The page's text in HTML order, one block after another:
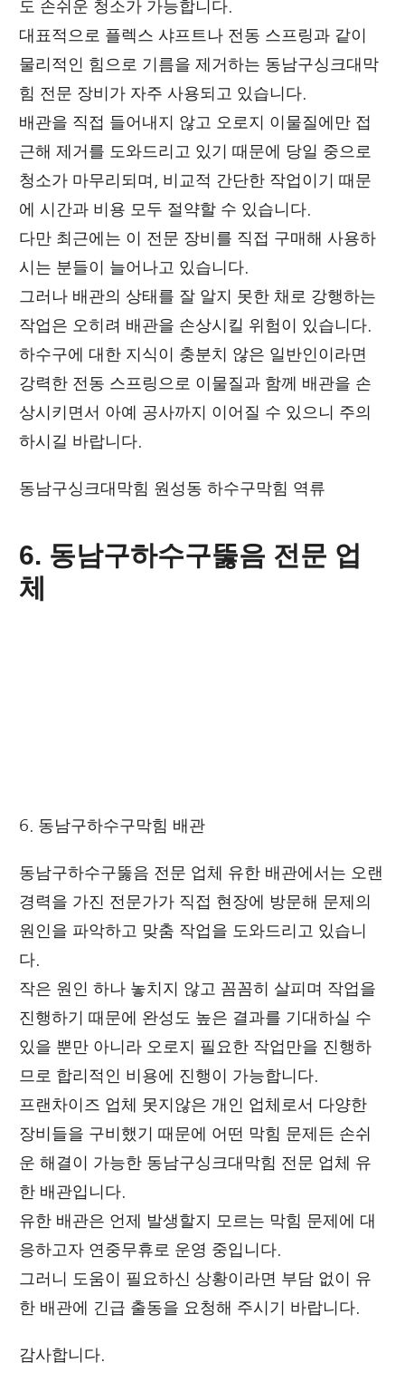
도 손쉬운 청소가 가능합니다.
대표적으로 플렉스 샤프트나 전동 스프링과 같이
물리적인 힘으로 기름을 제거하는 동남구싱크대막
힘 전문 장비가 자주 사용되고 있습니다.
배관을 직접 들어내지 않고 오로지 이물질에만 접
근해 제거를 도와드리고 있기 때문에 당일 중으로
청소가 마무리되며, 비교적 간단한 작업이기 때문
에 시간과 비용 모두 절약할 수 있습니다.
다만 최근에는 이 전문 장비를 직접 구매해 사용하
시는 분들이 늘어나고 있습니다.
그러나 배관의 상태를 잘 알지 못한 채로 강행하는
작업은 오히려 배관을 손상시킬 위험이 있습니다.
하수구에 대한 지식이 충분치 않은 일반인이라면
강력한 전동 스프링으로 이물질과 함께 배관을 손
상시키면서 아예 공사까지 이어질 수 있으니 주의
하시길 바랍니다.
동남구싱크대막힘 원성동 하수구막힘 역류
6. 동남구하수구뚫음 전문 업
체
6. 동남구하수구막힘 배관
동남구하수구뚫음 전문 업체 유한 배관에서는 오랜
경력을 가진 전문가가 직접 현장에 방문해 문제의
원인을 파악하고 맞춤 작업을 도와드리고 있습니
다.
작은 원인 하나 놓치지 않고 꼼꼼히 살피며 작업을
진행하기 때문에 완성도 높은 결과를 기대하실 수
있을 뿐만 아니라 오로지 필요한 작업만을 진행하
므로 합리적인 비용에 진행이 가능합니다.
프랜차이즈 업체 못지않은 개인 업체로서 다양한
장비들을 구비했기 때문에 어떤 막힘 문제든 손쉬
운 해결이 가능한 동남구싱크대막힘 전문 업체 유
한 배관입니다.
유한 배관은 언제 발생할지 모르는 막힘 문제에 대
응하고자 연중무휴로 운영 중입니다.
그러니 도움이 필요하신 상황이라면 부담 없이 유
한 배관에 긴급 출동을 요청해 주시기 바랍니다.
감사합니다.